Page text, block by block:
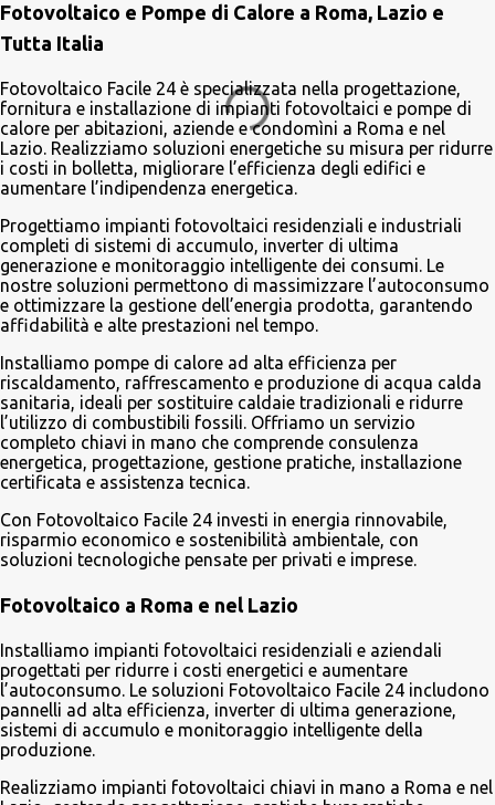
n
t
i
Fotovoltaico e Pompe di Calore a Roma, Lazio e
Tutta Italia
Fotovoltaico Facile 24 è specializzata nella progettazione,
fornitura e installazione di impianti fotovoltaici e pompe di
calore per abitazioni, aziende e condomìni a Roma e nel
Lazio. Realizziamo soluzioni energetiche su misura per ridurre
i costi in bolletta, migliorare l’efficienza degli edifici e
aumentare l’indipendenza energetica.
Progettiamo impianti fotovoltaici residenziali e industriali
completi di sistemi di accumulo, inverter di ultima
generazione e monitoraggio intelligente dei consumi. Le
nostre soluzioni permettono di massimizzare l’autoconsumo
e ottimizzare la gestione dell’energia prodotta, garantendo
affidabilità e alte prestazioni nel tempo.
Installiamo pompe di calore ad alta efficienza per
riscaldamento, raffrescamento e produzione di acqua calda
sanitaria, ideali per sostituire caldaie tradizionali e ridurre
l’utilizzo di combustibili fossili. Offriamo un servizio
completo chiavi in mano che comprende consulenza
energetica, progettazione, gestione pratiche, installazione
certificata e assistenza tecnica.
Con Fotovoltaico Facile 24 investi in energia rinnovabile,
risparmio economico e sostenibilità ambientale, con
soluzioni tecnologiche pensate per privati e imprese.
Fotovoltaico a Roma e nel Lazio
Installiamo impianti fotovoltaici residenziali e aziendali
progettati per ridurre i costi energetici e aumentare
l’autoconsumo. Le soluzioni Fotovoltaico Facile 24 includono
pannelli ad alta efficienza, inverter di ultima generazione,
sistemi di accumulo e monitoraggio intelligente della
produzione.
Realizziamo impianti fotovoltaici chiavi in mano a Roma e nel